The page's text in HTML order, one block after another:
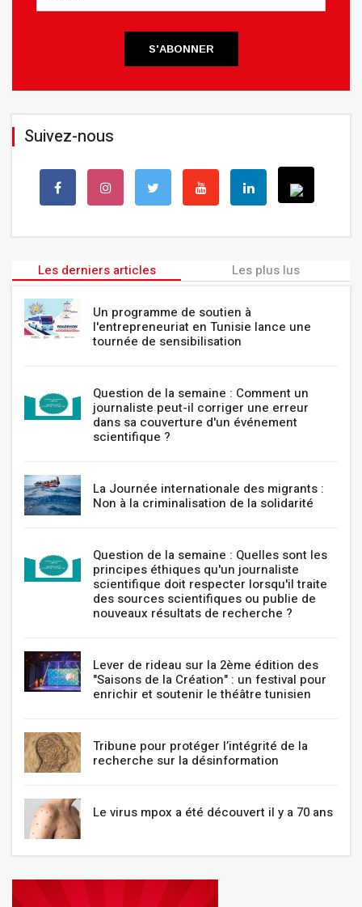
S'ABONNER
Suivez-nous
Les derniers articles Les plus lus
Un programme de soutien à
l'entrepreneuriat en Tunisie lance une
tournée de sensibilisation
Question de la semaine : Comment un
journaliste peut-il corriger une erreur
dans sa couverture d'un événement
scientifique ?
La Journée internationale des migrants :
Non à la criminalisation de la solidarité
Question de la semaine : Quelles sont les
principes éthiques qu'un journaliste
scientifique doit respecter lorsqu'il traite
des sources scientifiques ou publie de
nouveaux résultats de recherche ?
Lever de rideau sur la 2ème édition des
"Saisons de la Création" : un festival pour
enrichir et soutenir le théâtre tunisien
Tribune pour protéger l’intégrité de la
recherche sur la désinformation
Le virus mpox a été découvert il y a 70 ans